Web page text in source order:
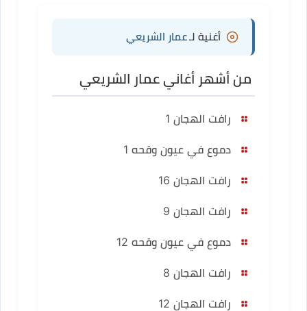
أغنية لـعمار الشريعي
من أشهر أغاني عمار الشريعي
رافت الهجان 1
دموع في عيون وقحه 1
رافت الهجان 16
رافت الهجان 9
دموع في عيون وقحه 12
رافت الهجان 8
رافت الهجان 12